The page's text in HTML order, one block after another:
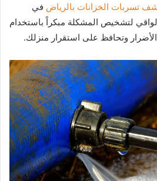
تسربات الخزانات بالرياض في
لتشخيص المشكلة مبكراً باستخدام
وتحافظ على استقرار منزلك.